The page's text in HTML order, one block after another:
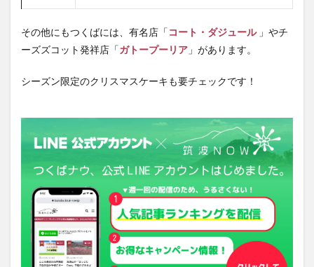
その他にもつくばには、有名店「コート・ダジュール 」やチ
ーズズコット発祥店「ガトープーリア 」があります。
シーズン限定のクリスマスケーキも要チェックです！